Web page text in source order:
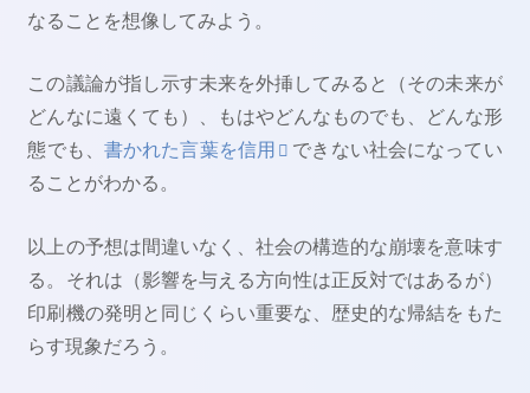
なることを想像してみよう。
この議論が指し示す未来を外挿してみると（その未来が
どんなに遠くても）、もはやどんなものでも、どんな形
態でも、 書かれた言葉を信用
できない社会になってい
ることがわかる。
以上の予想は間違いなく、社会の構造的な崩壊を意味す
る。それは（影響を与える方向性は正反対ではあるが）
印刷機の発明と同じくらい重要な、歴史的な帰結をもた
らす現象だろう。